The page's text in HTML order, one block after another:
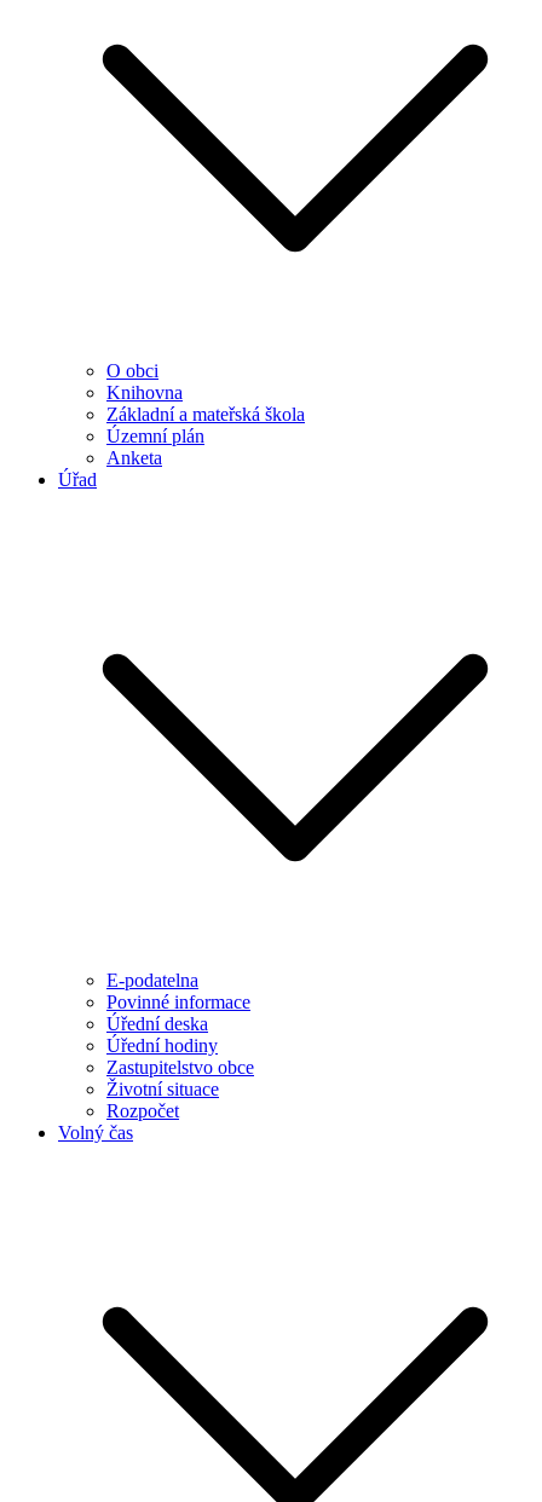
O obci
Knihovna
Základní a mateřská škola
Územní plán
Anketa
Úřad
E-podatelna
Povinné informace
Úřední deska
Úřední hodiny
Zastupitelstvo obce
Životní situace
Rozpočet
Volný čas